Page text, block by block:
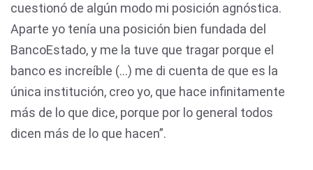
cuestionó de algún modo mi posición agnóstica.
Aparte yo tenía una posición bien fundada del
BancoEstado, y me la tuve que tragar porque el
banco es increíble (...) me di cuenta de que es la
única institución, creo yo, que hace infinitamente
más de lo que dice, porque por lo general todos
dicen más de lo que hacen”.